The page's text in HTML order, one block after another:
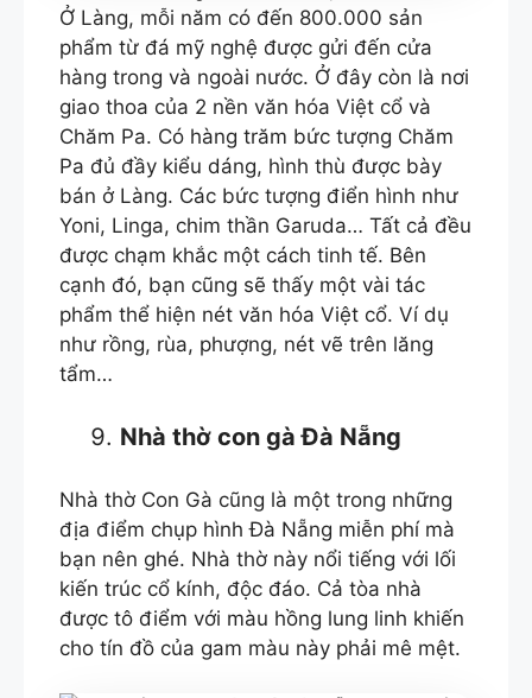
Ở Làng, mỗi năm có đến 800.000 sản
phẩm từ đá mỹ nghệ được gửi đến cửa
hàng trong và ngoài nước. Ở đây còn là nơi
giao thoa của 2 nền văn hóa Việt cổ và
Chăm Pa. Có hàng trăm bức tượng Chăm
Pa đủ đầy kiểu dáng, hình thù được bày
bán ở Làng. Các bức tượng điển hình như
Yoni, Linga, chim thần Garuda… Tất cả đều
được chạm khắc một cách tinh tế. Bên
cạnh đó, bạn cũng sẽ thấy một vài tác
phẩm thể hiện nét văn hóa Việt cổ. Ví dụ
như rồng, rùa, phượng, nét vẽ trên lăng
tẩm…
Nhà thờ con gà Đà Nẵng
Nhà thờ Con Gà cũng là một trong những
địa điểm chụp hình Đà Nẵng miễn phí mà
bạn nên ghé. Nhà thờ này nổi tiếng với lối
kiến trúc cổ kính, độc đáo. Cả tòa nhà
được tô điểm với màu hồng lung linh khiến
cho tín đồ của gam màu này phải mê mệt.